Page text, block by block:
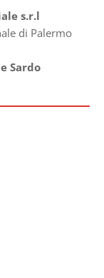
s.r.l
di Palermo
Sardo